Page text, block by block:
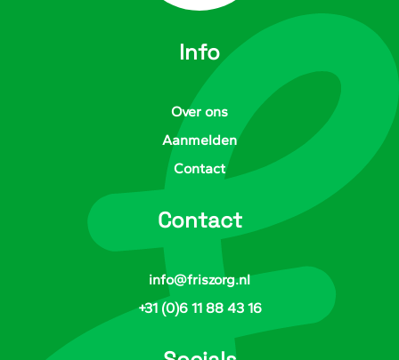
Info
Over ons
Aanmelden
Contact
Contact
info@friszorg.nl
+31 (0)6 11 88 43 16